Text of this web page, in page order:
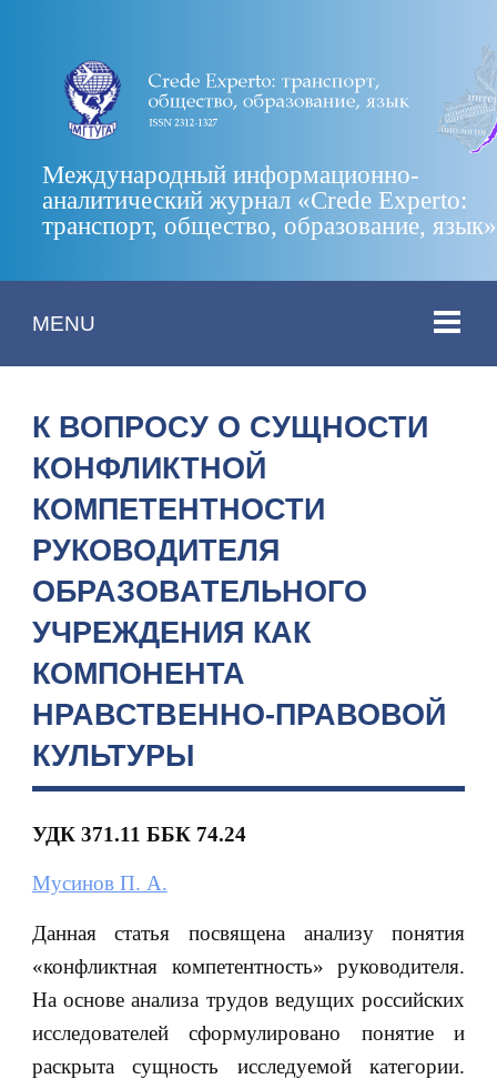
Международный информационно-
аналитический журнал «Crede Experto:
транспорт, общество, образование, язык»
MENU
К ВОПРОСУ О СУЩНОСТИ
КОНФЛИКТНОЙ
КОМПЕТЕНТНОСТИ
РУКОВОДИТЕЛЯ
ОБРАЗОВАТЕЛЬНОГО
УЧРЕЖДЕНИЯ КАК
КОМПОНЕНТА
НРАВСТВЕННО-ПРАВОВОЙ
КУЛЬТУРЫ
УДК 371.11 ББК 74.24
Мусинов П. А.
Данная статья посвящена анализу понятия
«конфликтная компетентность» руководителя.
На основе анализа трудов ведущих российских
исследователей сформулировано понятие и
раскрыта сущность исследуемой категории.